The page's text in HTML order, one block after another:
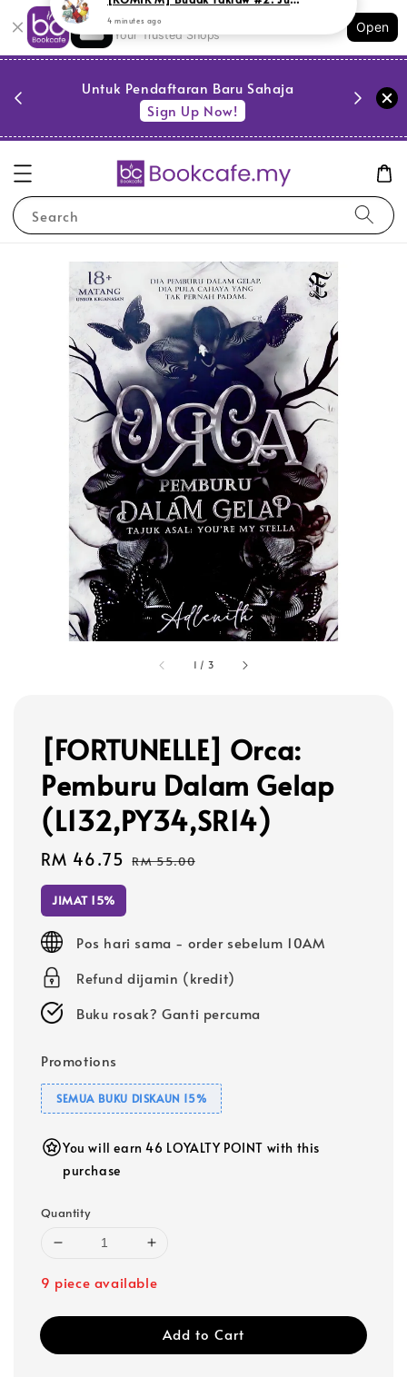
Shopping: Track Your Order
Your Trusted Shops
Open
Untuk Pendaftaran Baru Sahaja
Sign Up Now!
Search
1 / 3
[FORTUNELLE] Orca:
Pemburu Dalam Gelap
(L132,PY34,SR14)
Sale
price
RM 46.75 Regular
RM 55.00
JIMAT 15%
Pos hari sama - order sebelum 10AM
Refund dijamin (kredit)
Buku rosak? Ganti percuma
Promotions
SEMUA BUKU DISKAUN 15%
You will earn 46 LOYALTY POINT with this
purchase
Quantity
9 piece available
Add to Cart